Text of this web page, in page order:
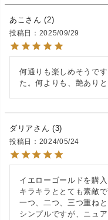
あこ 2
投稿日 2025/09/29
何通りも楽しめそうで
た。何よりも、艶あり
ダリア 3
投稿日 2024/05/24
イエローゴールドを購入
キラキラととても素敵で
一つ、二つ、三つ重ね
シンプルですが、ニュ